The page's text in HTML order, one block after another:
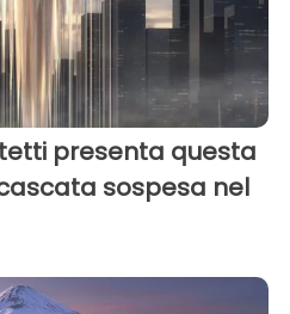
presenta questa
sospesa nel